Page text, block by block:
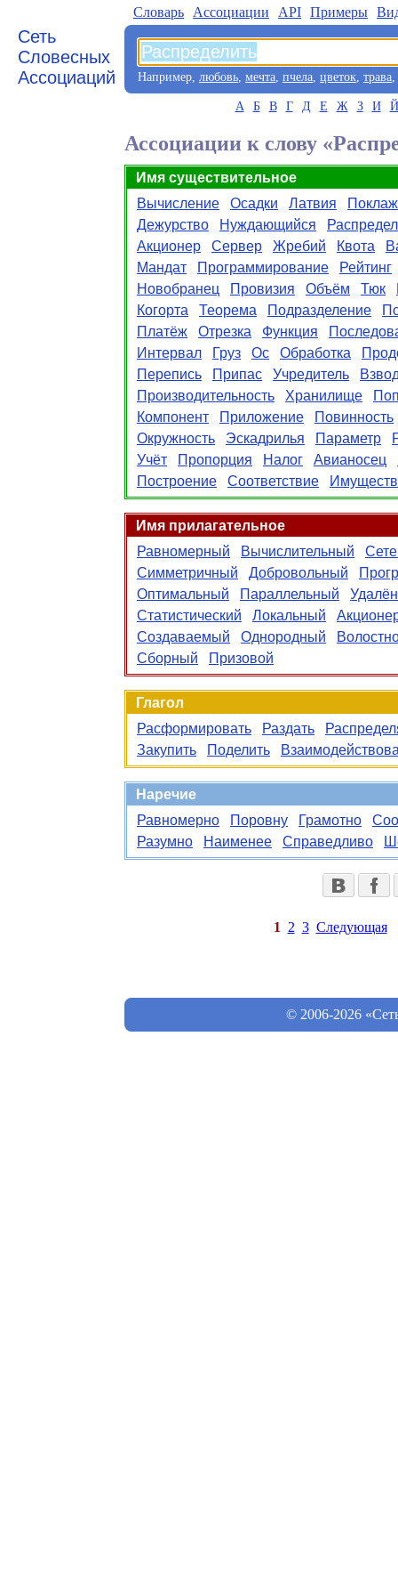
Сеть
Словесных
Ассоциаций
Словарь Aссоциации API Примеры
Например, любовь, мечта, пчела, цветок, трава,
А Б В Г Д Е Ж З И Й
Ассоциации к слову
Имя существительное
Вычисление
Осадки Латвия
Дежурство
Нуждающийся
Акционер
Сервер Жребий Квота
Мандат
Программирование
Рейтинг
Новобранец
Провизия Объём Тюк
Когорта
Теорема Подразделение
Платёж
Отрезка Функция
Интервал
Груз Ос Обработка
Перепись
Припас Учредитель
Производительность
Хранилище
Компонент
Приложение
Повинность
Окружность
Эскадрилья Параметр
Учёт
Пропорция Налог Авианосец
Построение
Соответствие
Имя прилагательное
Равномерный
Вычислительный
Симметричный
Добровольный
Оптимальный
Параллельный
Статистический
Локальный
Создаваемый
Однородный
Сборный
Призовой
Глагол
Расформировать
Раздать
Закупить
Поделить
Наречие
Равномерно
Поровну Грамотно
Разумно
Наименее Справедливо
1 2 3 Следующая
© 2006-2026